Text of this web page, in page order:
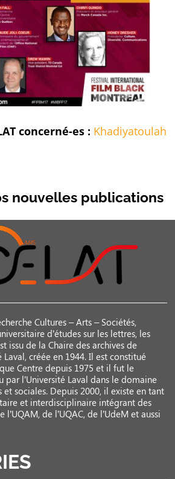
concerné-es : Khadiyatoulah
nouvelles publications
Cultures – Arts – Sociétés,
d’études sur les lettres, les
issu de la Chaire des archives de
créée en 1944. Il est constitué
Centre depuis 1975 et il fut le
par l’Université Laval dans le domaine
et sociales. Depuis 2000, il existe en tant
et interdisciplinaire intégrant des
l’UQAM, de l’UQAC, de l’UdeM et aussi